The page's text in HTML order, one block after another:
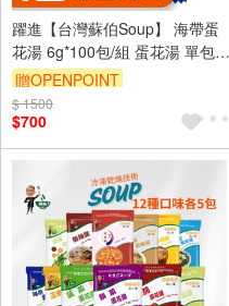
躍進【台灣蘇伯Soup】 海帶蛋
花湯 6g*100包/組 蛋花湯 單包 3
秒快沖 即沖即食 速食湯 沖泡湯
品 蘇伯 湯塊 非素食
贈OPENPOINT
$ 1500
$700